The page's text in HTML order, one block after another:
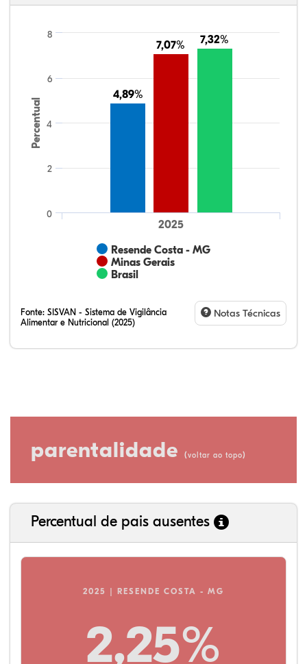
Percentual
4,89%
4,89%
7,07%
7,07% 7,32%
7,32%
Resende Costa - MG
Minas Gerais
Brasil
2025
0
2
4
6
8
Fonte: SISVAN - Sistema de Vigilância
Alimentar e Nutricional (2025)
Notas Técnicas
parentalidade (voltar ao topo)
Percentual de pais ausentes
2025 | RESENDE COSTA - MG
2,25%